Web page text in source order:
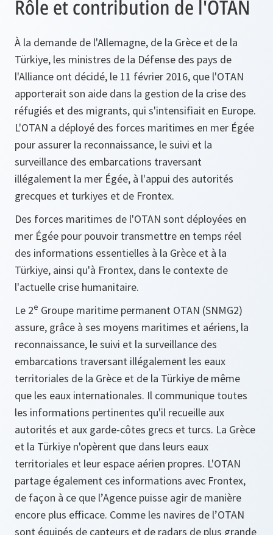
Rôle et contribution de l'OTAN
À la demande de l'Allemagne, de la Grèce et de la
Türkiye, les ministres de la Défense des pays de
l'Alliance ont décidé, le 11 février 2016, que l'OTAN
apporterait son aide dans la gestion de la crise des
réfugiés et des migrants, qui s'intensifiait en Europe.
L'OTAN a déployé des forces maritimes en mer Égée
pour assurer la reconnaissance, le suivi et la
surveillance des embarcations traversant
illégalement la mer Égée, à l'appui des autorités
grecques et turkiyes et de Frontex.
Des forces maritimes de l'OTAN sont déployées en
mer Égée pour pouvoir transmettre en temps réel
des informations essentielles à la Grèce et à la
Türkiye, ainsi qu'à Frontex, dans le contexte de
l'actuelle crise humanitaire.
Le 2e Groupe maritime permanent OTAN (SNMG2)
assure, grâce à ses moyens maritimes et aériens, la
reconnaissance, le suivi et la surveillance des
embarcations traversant illégalement les eaux
territoriales de la Grèce et de la Türkiye de même
que les eaux internationales. Il communique toutes
les informations pertinentes qu'il recueille aux
autorités et aux garde-côtes grecs et turcs. La Grèce
et la Türkiye n'opèrent que dans leurs eaux
territoriales et leur espace aérien propres. L'OTAN
partage également ces informations avec Frontex,
de façon à ce que l’Agence puisse agir de manière
encore plus efficace. Comme les navires de l’OTAN
sont équipés de capteurs et de radars de plus grande